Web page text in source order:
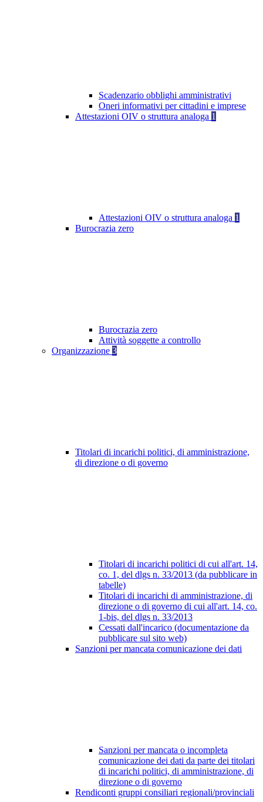
Scadenzario obblighi amministrativi
Oneri informativi per cittadini e imprese
Attestazioni OIV o struttura analoga 1
Attestazioni OIV o struttura analoga 1
Burocrazia zero
Burocrazia zero
Attività soggette a controllo
Organizzazione 3
Titolari di incarichi politici, di amministrazione,
di direzione o di governo
Titolari di incarichi politici di cui all'art. 14,
co. 1, del dlgs n. 33/2013 (da pubblicare in
tabelle)
Titolari di incarichi di amministrazione, di
direzione o di governo di cui all'art. 14, co.
1-bis, del dlgs n. 33/2013
Cessati dall'incarico (documentazione da
pubblicare sul sito web)
Sanzioni per mancata comunicazione dei dati
Sanzioni per mancata o incompleta
comunicazione dei dati da parte dei titolari
di incarichi politici, di amministrazione, di
direzione o di governo
Rendiconti gruppi consiliari regionali/provinciali